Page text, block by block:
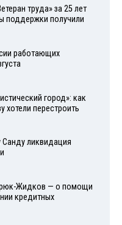
труда» за 25 лет
поддержки получили
работающих
город»: как
хотели перестроить
ликвидация
Жидков — о помощи
кредитных